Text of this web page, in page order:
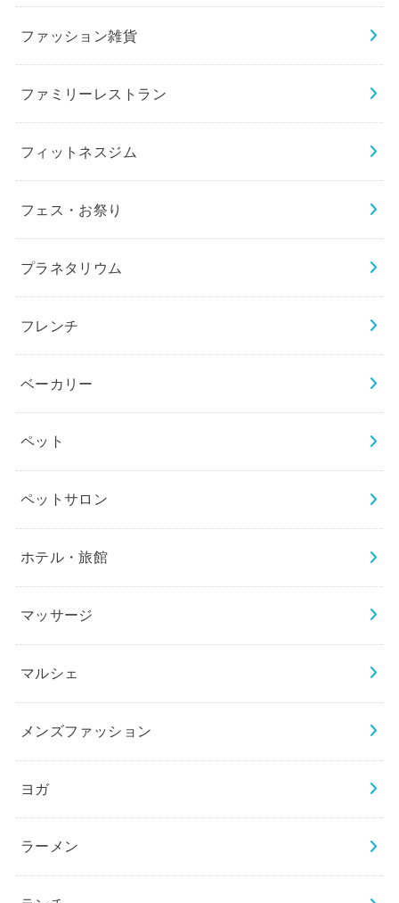
ファッション雑貨
ファミリーレストラン
フィットネスジム
フェス・お祭り
プラネタリウム
フレンチ
ベーカリー
ペット
ペットサロン
ホテル・旅館
マッサージ
マルシェ
メンズファッション
ヨガ
ラーメン